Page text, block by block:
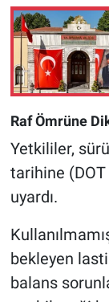
Raf Ömrüne
Yetkililer,
tarihine
uyardı.
bekleyen
balans